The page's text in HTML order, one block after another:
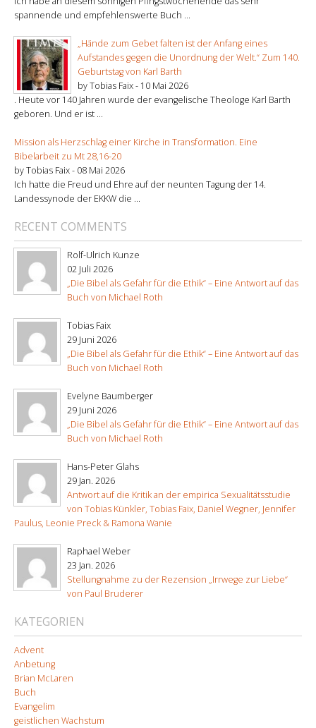
spannende und empfehlenswerte Buch ...
„Hände zum Gebet falten ist der Anfang eines
Aufstandes gegen die Unordnung der Welt.“ Zum 140.
Geburtstag von Karl Barth
by Tobias Faix - 10 Mai 2026
. Heute vor 140 Jahren wurde der evangelische Theologe Karl Barth
geboren. Und er ist ...
Mission als Herzschlag einer Kirche in Transformation. Eine
Bibelarbeit zu Mt 28,16-20
by Tobias Faix - 08 Mai 2026
Ich hatte die Freud und Ehre auf der neunten Tagung der 14.
Landessynode der EKKW die ...
RECENT COMMENTS
Rolf-Ulrich Kunze
02 Juli 2026
„Die Bibel als Gefahr für die Ethik“ – Eine Antwort auf das
Buch von Michael Roth
Tobias Faix
29 Juni 2026
„Die Bibel als Gefahr für die Ethik“ – Eine Antwort auf das
Buch von Michael Roth
Evelyne Baumberger
29 Juni 2026
„Die Bibel als Gefahr für die Ethik“ – Eine Antwort auf das
Buch von Michael Roth
Hans-Peter Glahs
29 Jan. 2026
Antwort auf die Kritik an der empirica Sexualitätsstudie
von Tobias Künkler, Tobias Faix, Daniel Wegner, Jennifer
Paulus, Leonie Preck & Ramona Wanie
Raphael Weber
23 Jan. 2026
Stellungnahme zu der Rezension „Irrwege zur Liebe“
von Paul Bruderer
KATEGORIEN
Advent
Anbetung
Brian McLaren
Buch
Evangelim
geistlichen Wachstum